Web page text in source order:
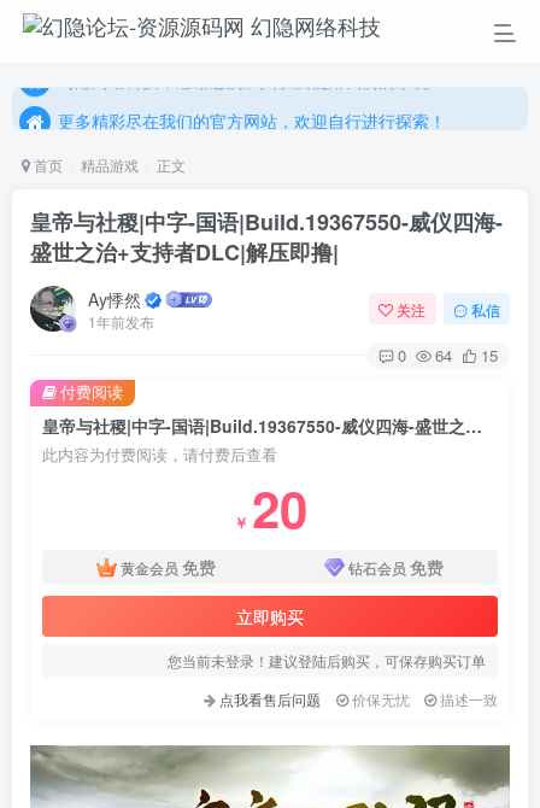
更多精彩尽在我们的官方网站，欢迎自行进行探索！
更多精彩尽在我们的官方网站，欢迎自行进行探索！
首页 精品游戏 正文
皇帝与社稷|中字-国语|Build.19367550-威仪四海-
盛世之治+支持者DLC|解压即撸|
Ay悸然
1年前发布
关注 私信
0 64 15
皇帝与社稷|中字-国语|Build.19367550-威仪四海-盛世之治+支持者DLC|解压即撸|
此内容为付费阅读，请付费后查看
￥ 20
黄金会员 免费 钻石会员 免费
立即购买
您当前未登录！建议登陆后购买，可保存购买订单
点我看售后问题
价保无忧 描述一致
付费阅读